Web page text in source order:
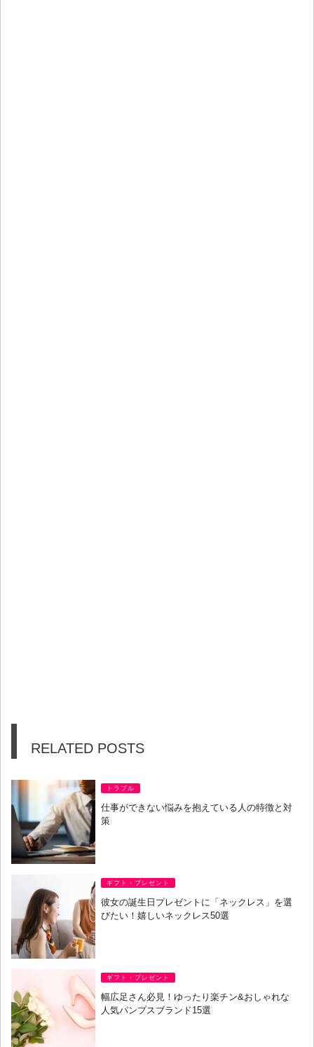
RELATED POSTS
トラブル
仕事ができない悩みを抱えている人の特徴と対
策
ギフト・プレゼント
彼女の誕生日プレゼントに「ネックレス」を選
びたい！嬉しいネックレス50選
ギフト・プレゼント
幅広足さん必見！ゆったり楽チン&おしゃれな
人気パンプスブランド15選